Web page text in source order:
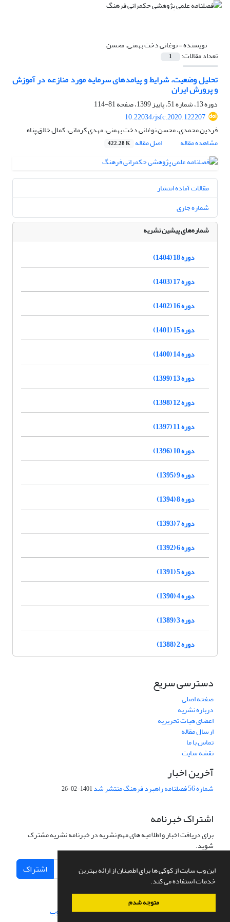
این وب سایت از کوکی ها برای اطمینان از ارائه بهترین
خدمات استفاده می کند.
متوجه شدم
نویسنده =نوغانی دخت بهمنی، محسن
تعداد مقالات: 1
تحلیل وضعیت، شرایط و پیامد‌های سرمایه مورد منازعه در آموزش
و پرورش ایران
دوره 13، شماره 51، پاییز 1399، صفحه
81-114
10.22034/jsfc.2020.122207
فردین محمدی، محسن نوغانی دخت بهمنی، مهدی کرمانی، کمال خالق پناه
مشاهده مقاله
اصل مقاله 422.28 K
مقالات آماده انتشار
شماره جاری
شماره‌های پیشین نشریه
دوره 18 (1404)
دوره 17 (1403)
دوره 16 (1402)
دوره 15 (1401)
دوره 14 (1400)
دوره 13 (1399)
دوره 12 (1398)
دوره 11 (1397)
دوره 10 (1396)
دوره 9 (1395)
دوره 8 (1394)
دوره 7 (1393)
دوره 6 (1392)
دوره 5 (1391)
دوره 4 (1390)
دوره 3 (1389)
دوره 2 (1388)
دسترسی سریع
صفحه اصلی
درباره نشریه
اعضای هیات تحریریه
ارسال مقاله
تماس با ما
نقشه سایت
آخرین اخبار
شماره 56 فصلنامه راهبرد فرهنگ منتشر شد 1401-02-26
اشتراک خبرنامه
برای دریافت اخبار و اطلاعیه های مهم نشریه در خبرنامه نشریه مشترک
شوید.
اشتراک
سامانه مدیریت نشریات علمی.طراحی و پیاده سازی از سیناوب